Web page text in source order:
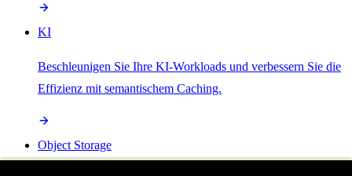
KI
Beschleunigen Sie Ihre KI-Workloads und verbessern Sie die
Effizienz mit semantischem Caching.
Object Storage